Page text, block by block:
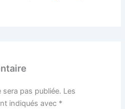
pas publiée. Les
indiqués avec *